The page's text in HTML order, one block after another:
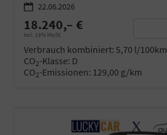
22.06.2026
18.240,– €
incl. 19% MwSt.
Verbrauch kombiniert: 5,70 l/100km
CO2-Klasse: D
CO2-Emissionen: 129,00 g/km